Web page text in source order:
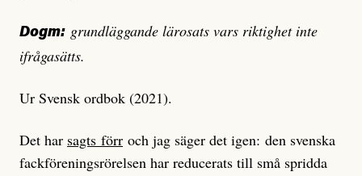
Dogm: grund­läggande läro­sats vars riktighet inte
ifråga­sätts.
Ur Svensk ordbok (2021).
Det har sagts förr och jag säger det igen: den svenska
fackföreningsrörelsen har reducerats till små spridda